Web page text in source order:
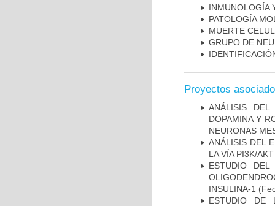
INMUNOLOGÍA
PATOLOGÍA
MUERTE
GRUPO DE
Proyectos
ANÁLISIS
DOPAMINA Y
NEURONAS
ANÁLISIS DEL
LA VÍA PI3K/
ESTUDIO
INSULINA-1
ESTUDIO DE